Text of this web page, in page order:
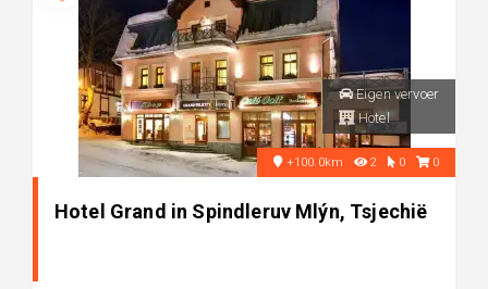
Eigen vervoer
Hotel
+100.0km 2 0 0
Hotel Grand in Spindleruv Mlýn, Tsjechië